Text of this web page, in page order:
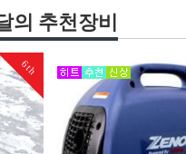
의 추천장비
7th